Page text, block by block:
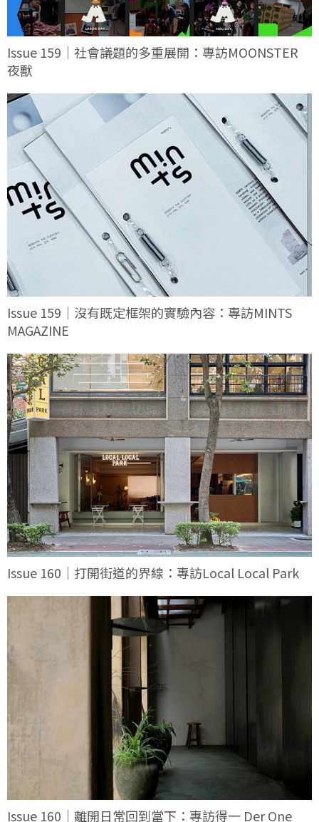
Issue 159｜社會議題的多重展開：專訪MOONSTER
夜獸
Issue 159｜沒有既定框架的實驗內容：專訪MINTS
MAGAZINE
Issue 160｜打開街道的界線：專訪Local Local Park
Issue 160｜離開日常回到當下：專訪得一 Der One